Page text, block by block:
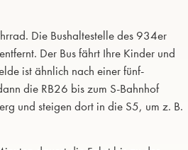
Die Bushaltestelle des 934er
Der Bus fährt Ihre Kinder und
ist ähnlich nach einer fünf-
die RB26 bis zum S-Bahnhof
und steigen dort in die S5, um z. B.